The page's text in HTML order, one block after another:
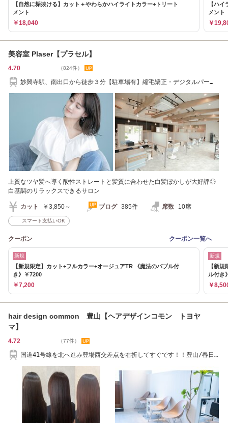
【自然に垢抜ける】カット＋やわらかハイライトカラー+トリート
メント
￥18,040
【ハ
メント
￥
美容室 Plaser【プラセル】
4.70 （824件）
妙興寺駅、南出口から徒歩３分【駐車場有】縮毛矯正・デジタルパー
上質なツヤ髪へ導く酸性ストレートと髪質に合わせた白髪ぼかしが大好評◎
白基調のリラックスできるサロン
カット ￥3,850～ ブログ 385件 席数 10席
スマート支払いOK
クーポン クーポン一覧へ
新規
【新規限定】カット+フルカラー+オージュアTR 《魔法のバブル付
き》￥7200
￥7,200
新規
【新
ル付き
￥
hair design common 豊山【ヘアデザインコモン トヨヤ
マ】
4.72 （77件）
国道41号線を北へ進み豊場西交差点を右折してすぐです！！豊山/春日